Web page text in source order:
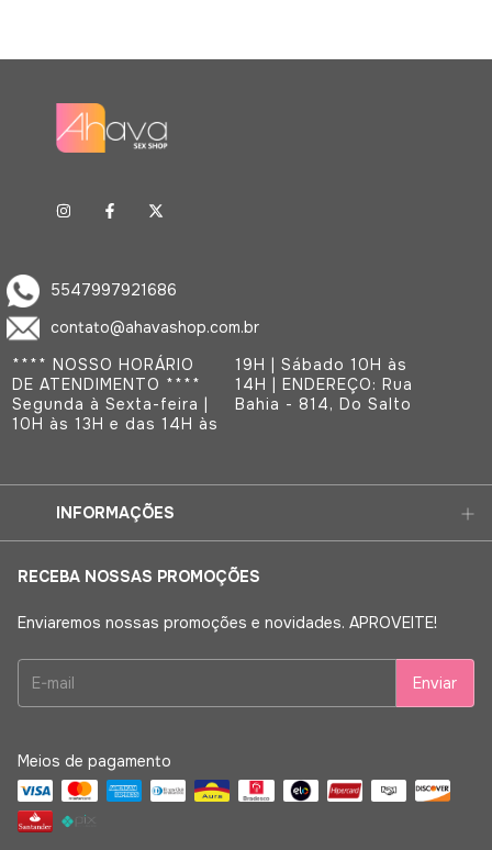
5547997921686
contato@ahavashop.com.br
**** NOSSO HORÁRIO
DE ATENDIMENTO ****
Segunda à Sexta-feira |
10H às 13H e das 14H às
19H | Sábado 10H às
14H | ENDEREÇO: Rua
Bahia - 814, Do Salto
INFORMAÇÕES
RECEBA NOSSAS PROMOÇÕES
Enviaremos nossas promoções e novidades. APROVEITE!
Meios de pagamento